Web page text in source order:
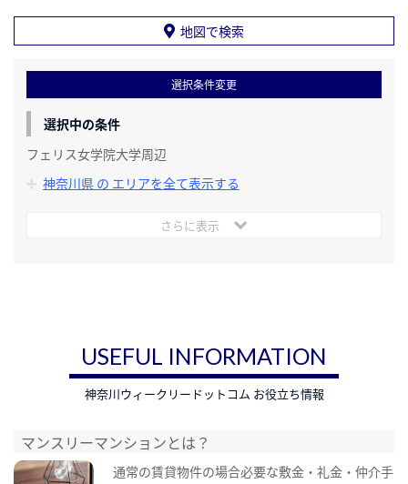
地図で検索
選択条件変更
選択中の条件
フェリス女学院大学周辺
神奈川県 の エリアを全て表示する
さらに表示
USEFUL INFORMATION
神奈川ウィークリードットコム お役立ち情報
マンスリーマンションとは？
通常の賃貸物件の場合必要な敷金・礼金・仲介手